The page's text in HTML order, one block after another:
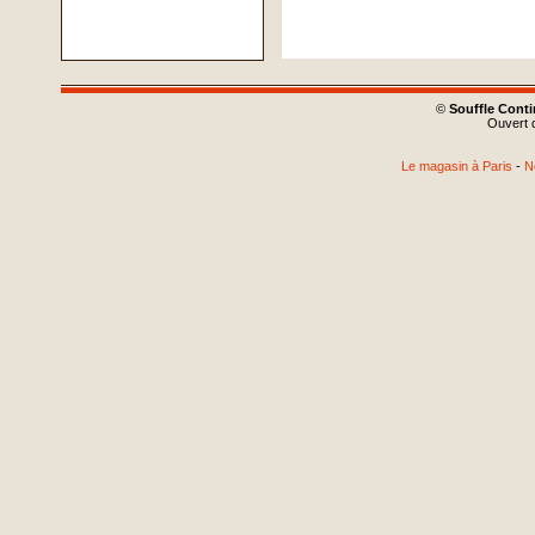
© Souffle
Ouvert
Le magasin à Paris -